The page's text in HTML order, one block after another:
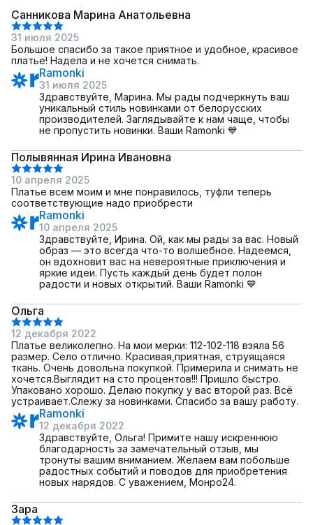
Санникова Марина Анатольевна
31 июля 2025
Большое спасибо за такое приятное и удобное, красивое
платье! Надела и не хочется снимать.
Ramonki
31 июля 2025
Здравствуйте, Марина. Мы рады подчеркнуть ваш
уникальный стиль новинками от белорусских
производителей. Заглядывайте к нам чаще, чтобы
не пропустить новинки. Ваши Ramonki 💙
Полывянная Ирина Ивановна
10 апреля 2025
Платье всем моим и мне понравилось, туфли теперь
соответствующие надо приобрести
Ramonki
10 апреля 2025
Здравствуйте, Ирина. Ой, как мы рады за вас. Новый
образ — это всегда что-то волшебное. Надеемся,
он вдохновит вас на невероятные приключения и
яркие идеи. Пусть каждый день будет полон
радости и новых открытий. Ваши Ramonki 💙
Ольга
12 декабря 2022
Платье великолепно. На мои мерки: 112-102-118 взяла 56
размер. Село отлично. Красивая,приятная, струящаяся
ткань. Очень довольна покупкой. Примерила и снимать не
хочется.Выглядит на сто процентов!!! Пришло быстро.
Упаковано хорошо. Делаю покупку у вас второй раз. Всё
устраивает.Слежу за новинками. Спасибо за вашу работу.
Ramonki
12 декабря 2022
Здравствуйте, Ольга! Примите нашу искреннюю
благодарность за замечательный отзыв, мы
тронуты вашим вниманием. Желаем вам побольше
радостных событий и поводов для приобретения
новых нарядов. С уважением, Монро24.
Зара